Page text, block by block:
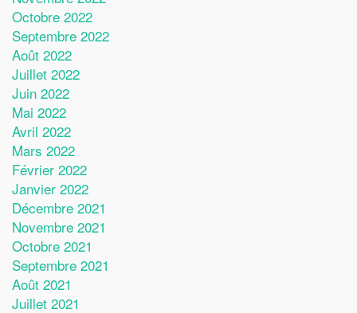
Octobre 2022
Septembre 2022
Août 2022
Juillet 2022
Juin 2022
Mai 2022
Avril 2022
Mars 2022
Février 2022
Janvier 2022
Décembre 2021
Novembre 2021
Octobre 2021
Septembre 2021
Août 2021
Juillet 2021